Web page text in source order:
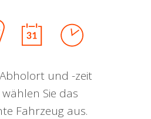
und -zeit
Sie das
Fahrzeug aus.